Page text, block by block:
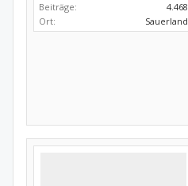
Beiträge:
4.468
Ort:
Sauerland